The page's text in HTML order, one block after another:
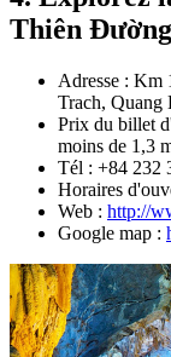
Thiên
Adresse : Km
Trach, Quang
Prix du billet
moins de 1,3
Tél : +84 232
Horaires
Web : http://
Google map :